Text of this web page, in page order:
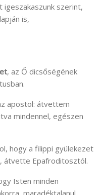
igeszakaszunk szerint,
is,
, az Ő dicsőségének
apostol: átvettem
mindennel, egészen
hogy a filippi gyülekezet
átvette Epafroditosztól.
Isten minden
maradéktalanul